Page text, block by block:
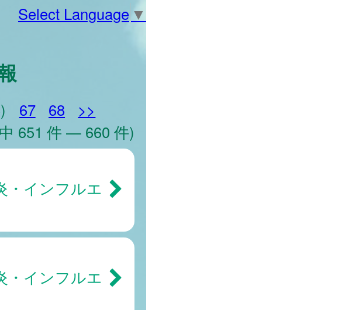
Select Language ▼
67 68
>>
651 件 — 660 件)
・インフルエ
・インフルエ